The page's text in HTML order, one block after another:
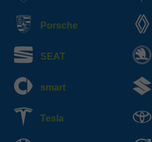
Porsche
SEAT
smart
Tesla